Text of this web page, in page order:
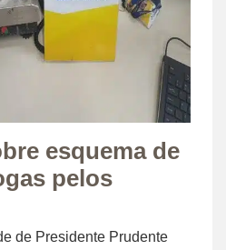
esquema de
pelos
de Presidente Prudente